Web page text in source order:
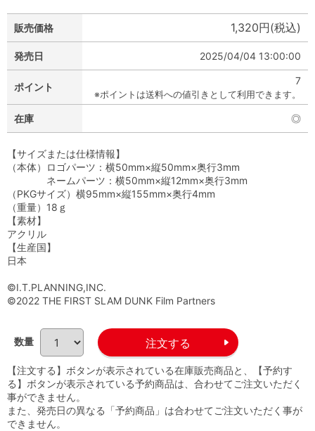
販売価格 1,320円(税込)
発売日 2025/04/04 13:00:00
ポイント
7
※ポイントは送料への値引きとして利用できます。
在庫 ◎
【サイズまたは仕様情報】
（本体）ロゴパーツ：横50mm×縦50mm×奥行3mm
ネームパーツ：横50mm×縦12mm×奥行3mm
（PKGサイズ）横95mm×縦155mm×奥行4mm
（重量）18ｇ
【素材】
アクリル
【生産国】
日本
©I.T.PLANNING,INC.
©2022 THE FIRST SLAM DUNK Film Partners
数量
【注文する】ボタンが表示されている在庫販売商品と、【予約す
る】ボタンが表示されている予約商品は、合わせてご注文いただく
事ができません。
また、発売日の異なる「予約商品」は合わせてご注文いただく事が
できません。